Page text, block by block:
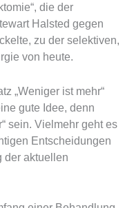
die der
Halsted gegen
zu der selektiven,
von heute.
„Weniger ist mehr“
gute Idee, denn
sein. Vielmehr geht es
Entscheidungen
der aktuellen